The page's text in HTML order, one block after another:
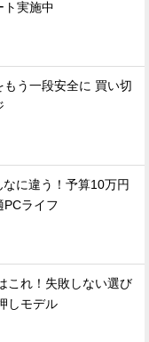
ト実施中
う一段安全に 買い切
なに違う！予算10万円
PCライフ
これ！失敗しない選び
しモデル